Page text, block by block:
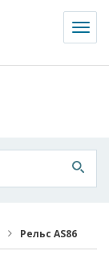
Рельс AS86